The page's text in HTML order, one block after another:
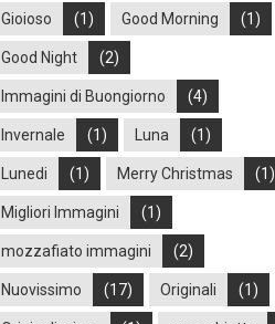
Gioioso (1) Good Morning (1)
Good Night (2)
Immagini di Buongiorno (4)
Invernale (1) Luna (1)
Lunedi (1) Merry Christmas (1)
Migliori Immagini (1)
mozzafiato immagini (2)
Nuovissimo (17) Originali (1)